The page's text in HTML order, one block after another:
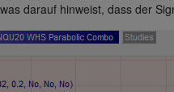
darauf hinweist, dass der